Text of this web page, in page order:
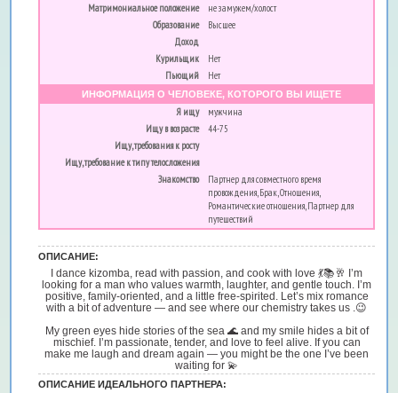
Матримониальное положение
не замужем/холост
Образование
Высшее
Доход
Курильщик
Нет
Пьющий
Нет
ИНФОРМАЦИЯ О ЧЕЛОВЕКЕ, КОТОРОГО ВЫ ИЩЕТЕ
Я ищу
мужчина
Ищу в возрасте
44-75
Ищу, требования к росту
Ищу, требование к типу телосложения
Знакомство
Партнер для совместного время
провождения, Брак, Отношения,
Романтические отношения, Партнер для
путешествий
ОПИСАНИЕ:
I dance kizomba, read with passion, and cook with love 💃📚🥂 I’m
looking for a man who values warmth, laughter, and gentle touch. I’m
positive, family-oriented, and a little free-spirited. Let’s mix romance
with a bit of adventure — and see where our chemistry takes us .😉
My green eyes hide stories of the sea 🌊 and my smile hides a bit of
mischief. I’m passionate, tender, and love to feel alive. If you can
make me laugh and dream again — you might be the one I’ve been
waiting for 💫
ОПИСАНИЕ ИДЕАЛЬНОГО ПАРТНЕРА: